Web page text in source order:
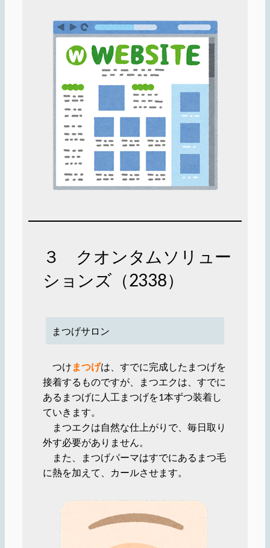
３ クオンタムソリュー
ションズ（2338）
まつげサロン
つけ まつげは、すでに完成したまつげを
接着するものですが、まつエクは、すでに
あるまつげに人工まつげを1本ずつ装着し
ていきます。
まつエクは自然な仕上がりで、毎日取り
外す必要がありません。
また、まつげパーマはすでにあるまつ毛
に熱を加えて、カールさせます。